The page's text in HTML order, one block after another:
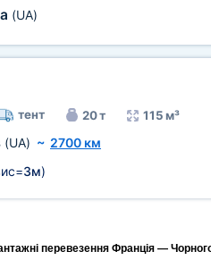
(UA)
тент 20 т 115 м³
(UA) ~ 2700 км
3м)
перевезення Франція —